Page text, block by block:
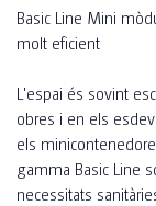
Basic Line Mini
molt eficient
L'espai és sovint
obres i en els
els
gamma Basic Line
necessitats